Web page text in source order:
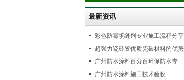
最新资讯
彩色防霉填缝剂专业施工流程分享
超强力瓷砖胶优质瓷砖材料的优势
广州防水涂料百分百环保防水专...
广州防水涂料施工技术验收